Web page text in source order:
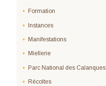
Formation
Instances
Manifestations
Miellerie
Parc National des Calanques
Récoltes